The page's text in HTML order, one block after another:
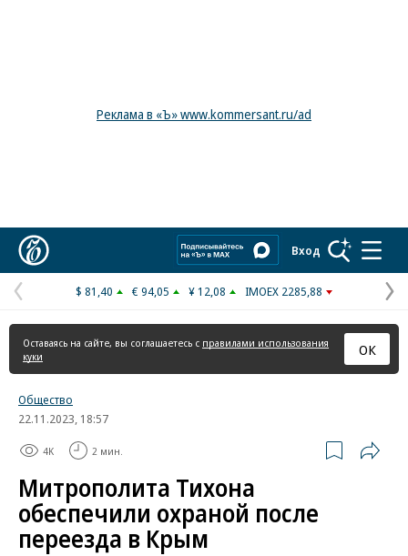
Реклама в «Ъ» www.kommersant.ru/ad
Вход
Предыдущая
страница
$ 81,40 € 94,05 ¥ 12,08 IMOEX 2285,88
Оставаясь на сайте, вы соглашаетесь с правилами использования
куки
ОК
Общество
22.11.2023, 18:57
4K 2 мин.
Митрополита Тихона
обеспечили охраной после
переезда в Крым